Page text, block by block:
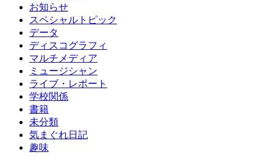
お知らせ
スペシャルトピック
データ
ディスコグラフィ
マルチメディア
ミュージシャン
ライブ・レポート
学校関係
書籍
未分類
気まぐれ日記
趣味